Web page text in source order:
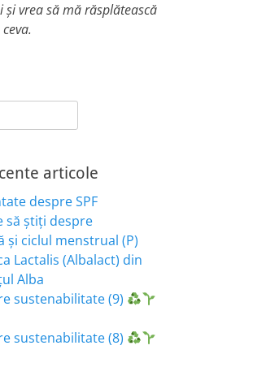
vrea să mă răsplătească
articole
despre SPF
să știți despre
și ciclul menstrual (P)
Lactalis (Albalact) din
Alba
sustenabilitate (9)
sustenabilitate (8)